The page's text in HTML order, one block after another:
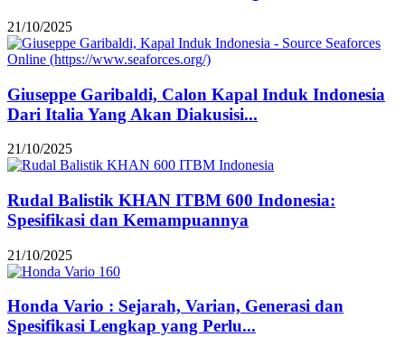
21/10/2025
Giuseppe Garibaldi, Calon Kapal Induk Indonesia
Dari Italia Yang Akan Diakusisi...
21/10/2025
Rudal Balistik KHAN ITBM 600 Indonesia:
Spesifikasi dan Kemampuannya
21/10/2025
Honda Vario : Sejarah, Varian, Generasi dan
Spesifikasi Lengkap yang Perlu...